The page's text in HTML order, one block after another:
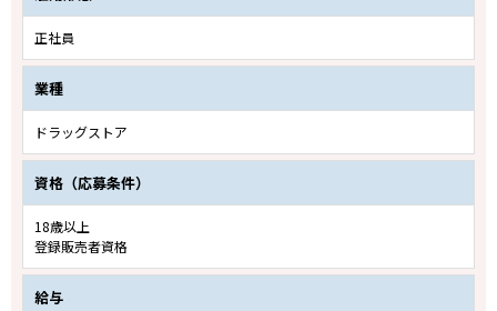
正社員
業種
ドラッグストア
資格（応募条件）
18歳以上
登録販売者資格
給与